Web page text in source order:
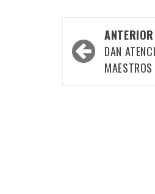
Navegación
por
ANTERIOR
DAN
MAESTROS